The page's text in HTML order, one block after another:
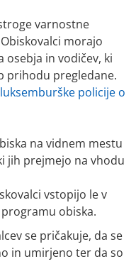
varnostne
morajo
in vodičev, ki
prihodu pregledane.
policije o
na vidnem mestu
jih prejmejo na vhodu
vstopijo le v
obiska.
se pričakuje, da se
in umirjeno ter da so